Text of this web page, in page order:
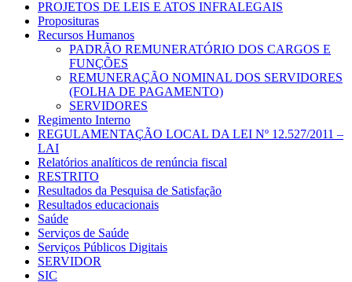
PROJETOS DE LEIS E ATOS INFRALEGAIS
Proposituras
Recursos Humanos
PADRÃO REMUNERATÓRIO DOS CARGOS E
FUNÇÕES
REMUNERAÇÃO NOMINAL DOS SERVIDORES
(FOLHA DE PAGAMENTO)
SERVIDORES
Regimento Interno
REGULAMENTAÇÃO LOCAL DA LEI Nº 12.527/2011 –
LAI
Relatórios analíticos de renúncia fiscal
RESTRITO
Resultados da Pesquisa de Satisfação
Resultados educacionais
Saúde
Serviços de Saúde
Serviços Públicos Digitais
SERVIDOR
SIC